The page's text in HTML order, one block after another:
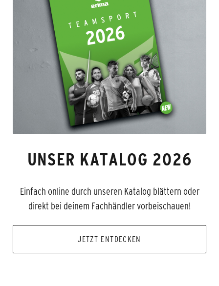
UNSER KATALOG 2026
Einfach online durch unseren Katalog blättern oder
direkt bei deinem Fachhändler vorbeischauen!
JETZT ENTDECKEN